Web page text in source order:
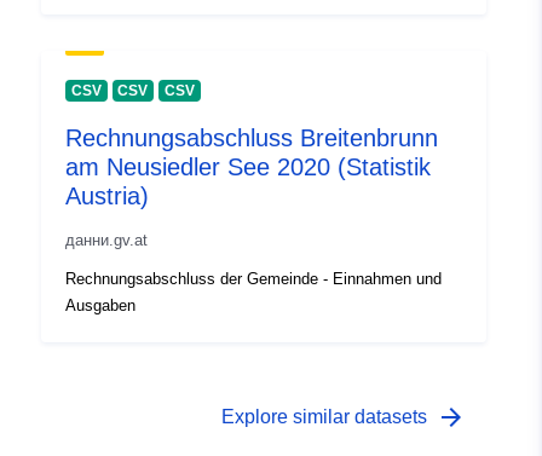
CSV CSV CSV
Rechnungsabschluss Breitenbrunn
am Neusiedler See 2020 (Statistik
Austria)
данни.gv.at
Rechnungsabschluss der Gemeinde - Einnahmen und
Ausgaben
Explore similar datasets arrow_forward